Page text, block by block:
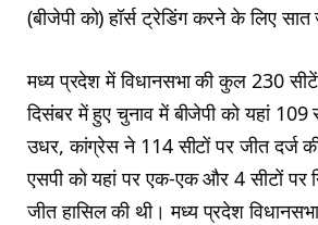
(बीजेपी को) हॉर्स ट्रेडिंग करने के लिए
मध्य प्रदेश में विधानसभा की कुल 230
दिसंबर में हुए चुनाव में बीजेपी को यहां 109
उधर, कांग्रेस ने 114 सीटों पर जीत दर्ज
एसपी को यहां पर एक-एक और 4 सीटों पर
जीत हासिल की थी। मध्य प्रदेश